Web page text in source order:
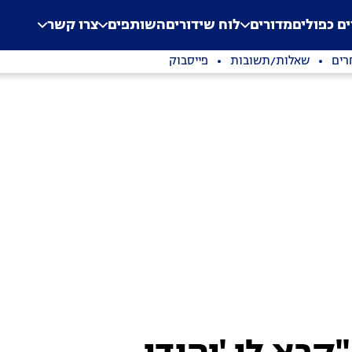
Application error: a
. כפוליםמדורים לוח שידוריםהשותפים צרו קשר
שאלות/תשובות פייסבוק